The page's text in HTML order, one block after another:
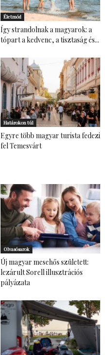
Életmód
Így strandolnak a magyarok: a
tópart a kedvenc, a tisztaság és...
Határokon túl
Egyre több magyar turista fedezi
fel Temesvárt
Olvasósarok
Új magyar mesehős született:
lezárult Sorell illusztrációs
pályázata